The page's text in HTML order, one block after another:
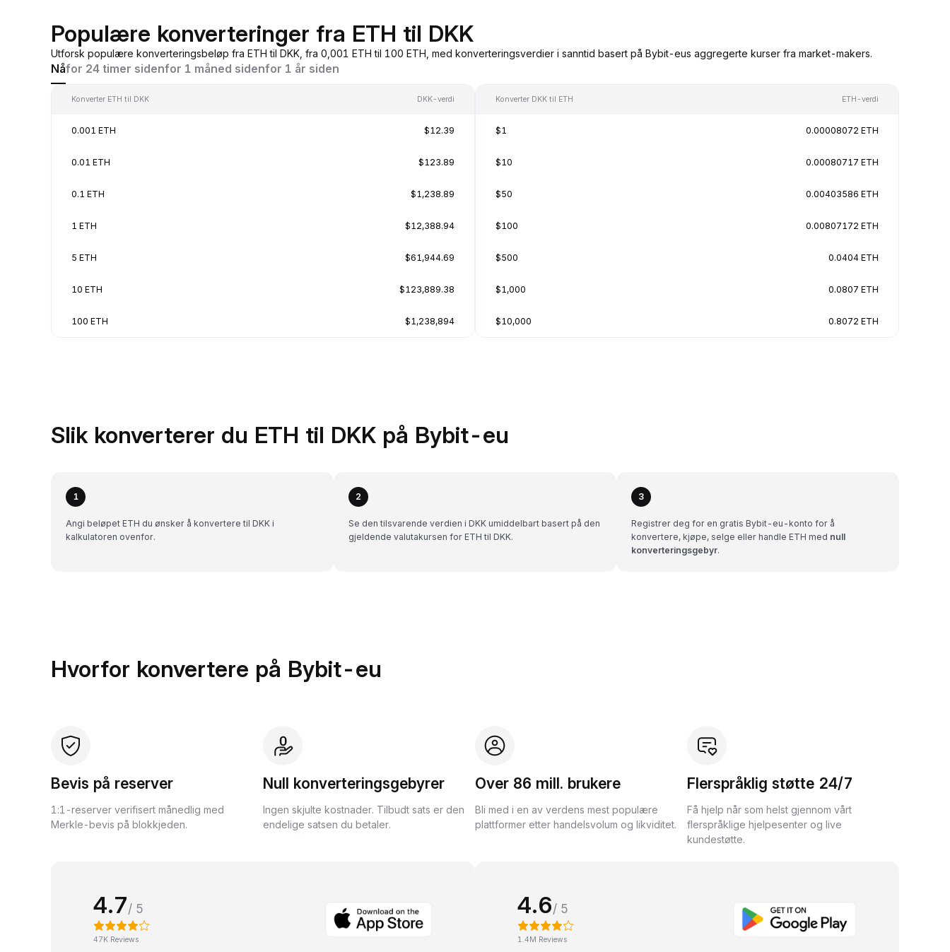
Populære konverteringer fra ETH til DKK
Utforsk populære konverteringsbeløp fra ETH til DKK, fra 0,001 ETH til 100 ETH, med konverteringsverdier i sanntid basert på Bybit-eus aggregerte kurser fra market-makers.
Nåfor 24 timer sidenfor 1 måned sidenfor 1 år siden
Konverter ETH til DKK DKK-verdi
0.001 ETH $12.39
0.01 ETH $123.89
0.1 ETH $1,238.89
1 ETH $12,388.94
5 ETH $61,944.69
10 ETH $123,889.38
100 ETH $1,238,894
Konverter DKK til ETH ETH-verdi
$1 0.00008072 ETH
$10 0.00080717 ETH
$50 0.00403586 ETH
$100 0.00807172 ETH
$500 0.0404 ETH
$1,000 0.0807 ETH
$10,000 0.8072 ETH
Slik konverterer du ETH til DKK på Bybit-eu
1
Angi beløpet ETH du ønsker å konvertere til DKK i
kalkulatoren ovenfor.
2
Se den tilsvarende verdien i DKK umiddelbart basert på den
gjeldende valutakursen for ETH til DKK.
3
Registrer deg for en gratis Bybit-eu-konto for å
konvertere, kjøpe, selge eller handle ETH med null
konverteringsgebyr.
Hvorfor konvertere på Bybit-eu
Bevis på reserver
1:1-reserver verifisert månedlig med
Merkle-bevis på blokkjeden.
Null konverteringsgebyrer
Ingen skjulte kostnader. Tilbudt sats er den
endelige satsen du betaler.
Over 86 mill. brukere
Bli med i en av verdens mest populære
plattformer etter handelsvolum og likviditet.
Flerspråklig støtte 24/7
Få hjelp når som helst gjennom vårt
flerspråklige hjelpesenter og live
kundestøtte.
4.7/ 5
47K Reviews
4.6/ 5
1.4M Reviews